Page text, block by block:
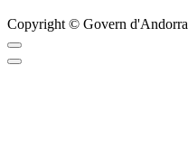
Copyright © Govern d'Andorra